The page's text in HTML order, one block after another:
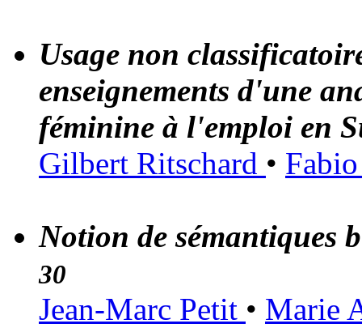
Usage non
enseignements d'une
féminine à l'emploi en
Gilbert Ritschard •
Notion de sémantiques
30
Jean-Marc Petit • Marie